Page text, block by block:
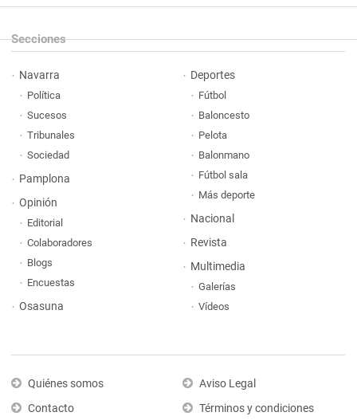
Secciones
Navarra
Política
Sucesos
Tribunales
Sociedad
Pamplona
Opinión
Editorial
Colaboradores
Blogs
Encuestas
Osasuna
Deportes
Fútbol
Baloncesto
Pelota
Balonmano
Fútbol sala
Más deporte
Nacional
Revista
Multimedia
Galerías
Vídeos
Quiénes somos
Contacto
Aviso Legal
Términos y condiciones